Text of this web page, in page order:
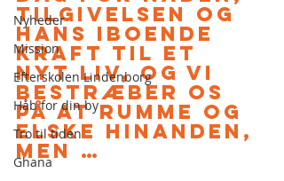
Nyheder
Mission
Efterskolen Lindenborg
Håb for din by
Tro til tiden
Ghana
tilgivelsen og
hans iboende
kraft til et
nyt liv, og vi
bestræber os
på at rumme og
elske hinanden,
men …